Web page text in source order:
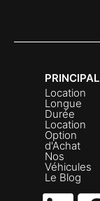
PRINCIPAL
Location
Longue
Durée
Location
Option
d'Achat
Nos
Véhicules
Le Blog